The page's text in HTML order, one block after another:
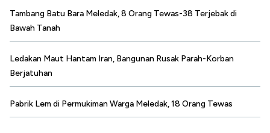
Tambang Batu Bara Meledak, 8 Orang Tewas-38 Terjebak di
Bawah Tanah
Ledakan Maut Hantam Iran, Bangunan Rusak Parah-Korban
Berjatuhan
Pabrik Lem di Permukiman Warga Meledak, 18 Orang Tewas